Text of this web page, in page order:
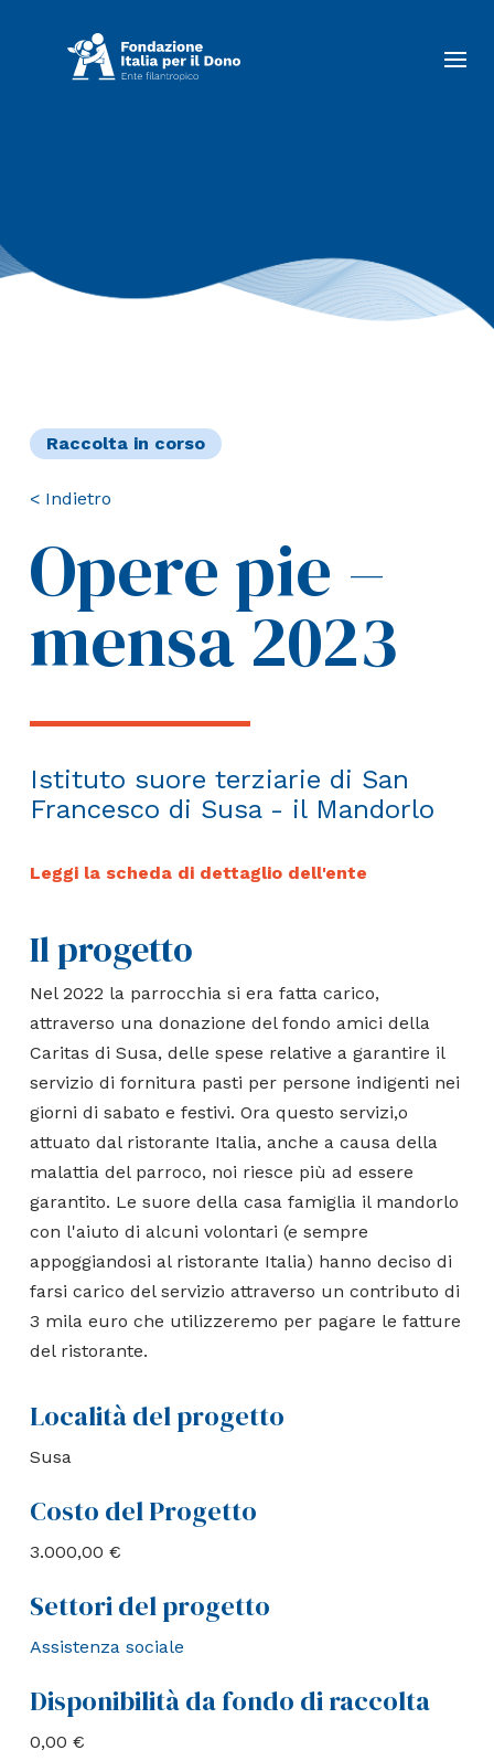
< Indietro
Raccolta in corso
Opere pie –
mensa 2023
Istituto suore terziarie di San
Francesco di Susa - il Mandorlo
Leggi la scheda di dettaglio dell'ente
Il progetto
Nel 2022 la parrocchia si era fatta carico,
attraverso una donazione del fondo amici della
Caritas di Susa, delle spese relative a garantire il
servizio di fornitura pasti per persone indigenti nei
giorni di sabato e festivi. Ora questo servizi,o
attuato dal ristorante Italia, anche a causa della
malattia del parroco, noi riesce più ad essere
garantito. Le suore della casa famiglia il mandorlo
con l'aiuto di alcuni volontari (e sempre
appoggiandosi al ristorante Italia) hanno deciso di
farsi carico del servizio attraverso un contributo di
3 mila euro che utilizzeremo per pagare le fatture
del ristorante.
Località del progetto
Susa
Costo del Progetto
3.000,00 €
Settori del progetto
Assistenza sociale
Disponibilità da fondo di raccolta
0,00 €